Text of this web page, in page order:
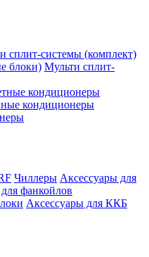
сплит-системы (комплект)
блоки) Мульти сплит-
кондиционеры
кондиционеры
Чиллеры Аксессуары для
фанкойлов
Аксессуары для ККБ